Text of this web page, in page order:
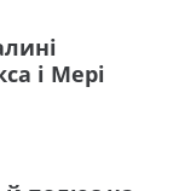
і Мері